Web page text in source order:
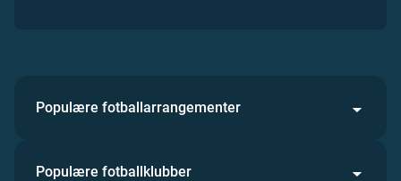
Populære fotballarrangementer
Populære fotballklubber